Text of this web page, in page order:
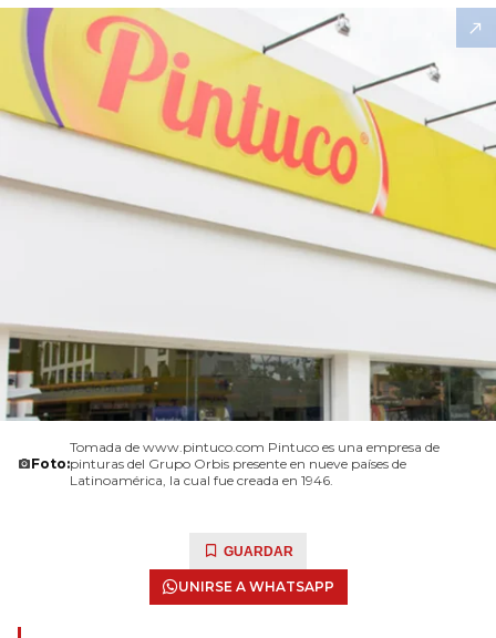
Foto:
Tomada de www.pintuco.com Pintuco es una empresa de
pinturas del Grupo Orbis presente en nueve países de
Latinoamérica, la cual fue creada en 1946.
GUARDAR
UNIRSE A WHATSAPP